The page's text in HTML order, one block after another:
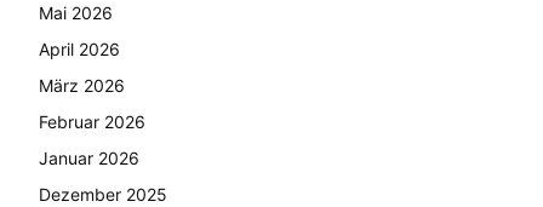
Mai 2026
April 2026
März 2026
Februar 2026
Januar 2026
Dezember 2025